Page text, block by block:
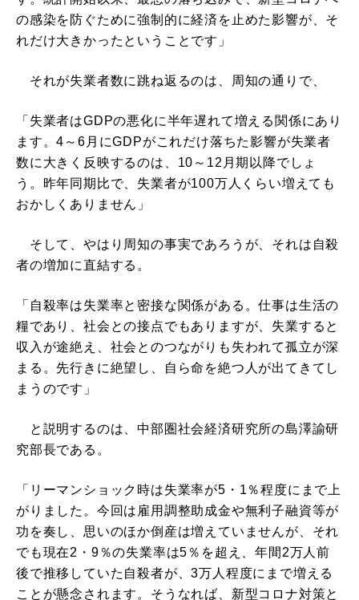
の感染を防ぐために強制的に経済を止めた影響が、そ
れだけ大きかったということです」
それが失業者数に跳ね返るのは、周知の通りで、
「失業者はGDPの悪化に半年遅れて増える関係にあり
ます。4～6月にGDPがこれだけ落ちた影響が失業者
数に大きく反映するのは、10～12月期以降でしょ
う。昨年同期比で、失業者が100万人くらい増えても
おかしくありません」
そして、やはり周知の事実であろうが、それは自殺
者の増加に直結する。
「自殺率は失業率と密接な関係がある。仕事は生活の
糧であり、社会との接点でもありますが、失業すると
収入が途絶え、社会とのつながりも失われて孤立が深
まる。先行きに絶望し、自ら命を絶つ人が出てきてし
まうのです」
と説明するのは、中部圏社会経済研究所の島澤諭研
究部長である。
「リーマンショック時は失業率が5・1％程度にまで上
がりました。今回は雇用調整助成金や無利子融資等が
功を奏し、思いのほか倒産は増えていませんが、それ
でも現在2・9％の失業率は5％を超え、年間2万人前
後で推移していた自殺者が、3万人程度にまで増える
ことが懸念されます。そうなれば、新型コロナ対策と